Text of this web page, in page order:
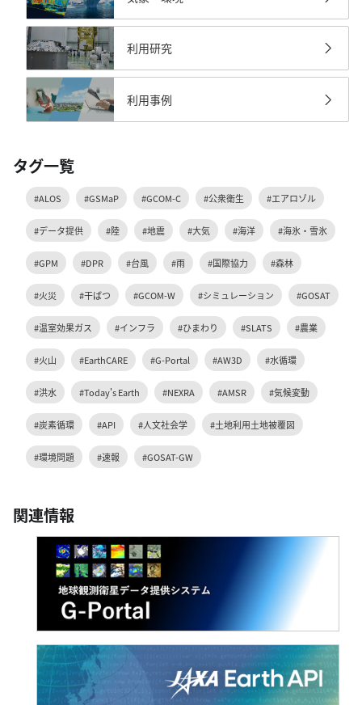
利用研究
利用事例
タグ一覧
#ALOS #GSMaP #GCOM-C #公衆衛生 #エアロゾル
#データ提供 #陸 #地震 #大気 #海洋 #海氷・雪氷
#GPM #DPR #台風 #雨 #国際協力 #森林
#火災 #干ばつ #GCOM-W #シミュレーション #GOSAT
#温室効果ガス #インフラ #ひまわり #SLATS #農業
#火山 #EarthCARE #G-Portal #AW3D #水循環
#洪水 #Today's Earth #NEXRA #AMSR #気候変動
#炭素循環 #API #人文社会学 #土地利用土地被覆図
#環境問題 #速報 #GOSAT-GW
関連情報